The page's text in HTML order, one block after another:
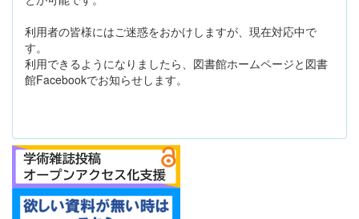
利用者の皆様にはご迷惑をおかけしますが、現在対応中で
す。
利用できるようになりましたら、図書館ホームページと図書
館Facebookでお知らせします。